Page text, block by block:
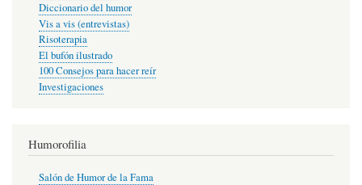
Diccionario del humor
Vis a vis (entrevistas)
Risoterapia
El bufón ilustrado
100 Consejos para hacer reír
Investigaciones
Humorofilia
Salón de Humor de la Fama